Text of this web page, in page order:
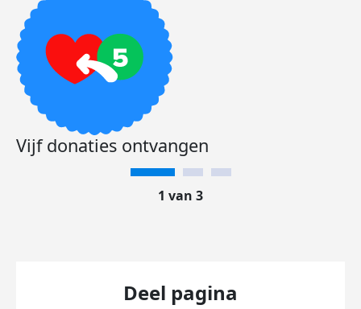
Vijf donaties ontvangen
1 van 3
Deel pagina